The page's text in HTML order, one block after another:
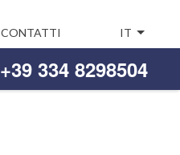
CONTATTI IT
+39 334 8298504